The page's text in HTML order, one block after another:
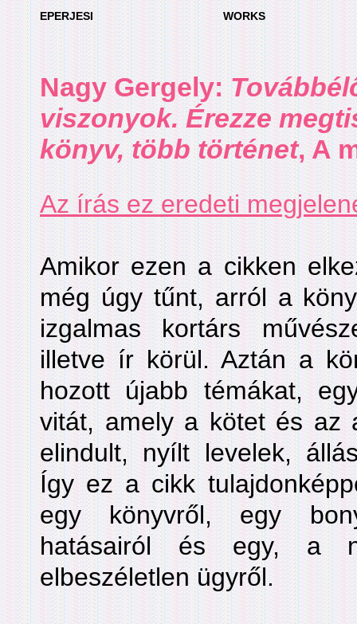
EPERJESI WORKS
Nagy Gergely:
viszonyok. Érezze
könyv, több történet, A
Az írás ez eredeti
Amikor ezen a cikken
még úgy tűnt, arról a
izgalmas kortárs
illetve ír körül. Aztán a
hozott újabb témákat,
vitát, amely a kötet és az
elindult, nyílt levelek,
Így ez a cikk
egy könyvről, egy
hatásairól és egy, a
elbeszéletlen ügyről.